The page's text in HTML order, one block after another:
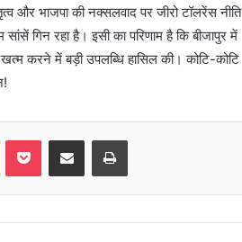
और भाजपा की नक्सलवाद पर जीरो टॉलरेंस नीति
गिन रहा है। इसी का परिणाम है कि बीजापुर में
करने में बड़ी उपलब्धि हासिल की। कोटि-कोटि